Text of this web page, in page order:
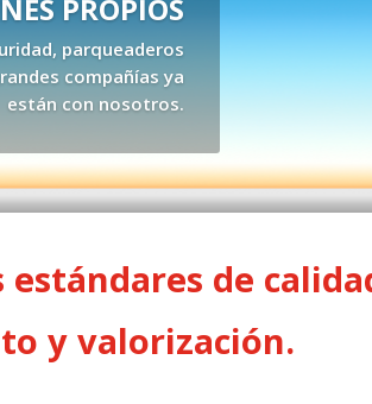
PROPIOS
parqueaderos
compañías ya
están con nosotros.
estándares de
y valorización.